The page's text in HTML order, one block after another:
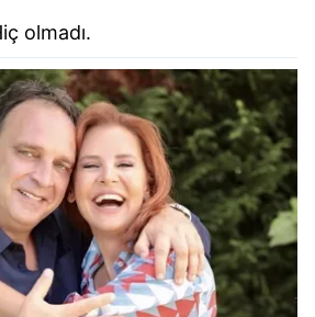
olmadı.